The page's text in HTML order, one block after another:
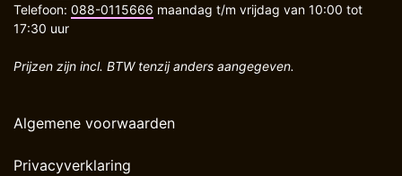
Telefoon: 088-0115666 maandag t/m vrijdag van 10:00 tot
17:30 uur
Prijzen zijn incl. BTW tenzij anders aangegeven.
Algemene voorwaarden
Privacyverklaring